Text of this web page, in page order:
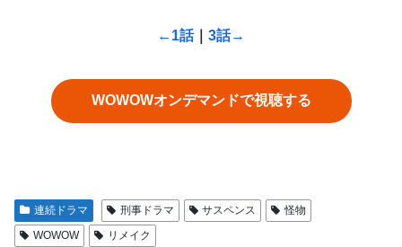
←1話｜ 3話→
WOWOWオンデマンドで視聴する
連続ドラマ 刑事ドラマ サスペンス
怪物
WOWOW
リメイク